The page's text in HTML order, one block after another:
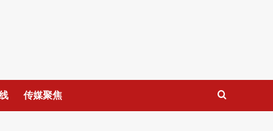
传媒聚焦